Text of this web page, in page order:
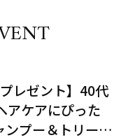
プレゼント】40代
アケアにぴった
ンプー＆トリート